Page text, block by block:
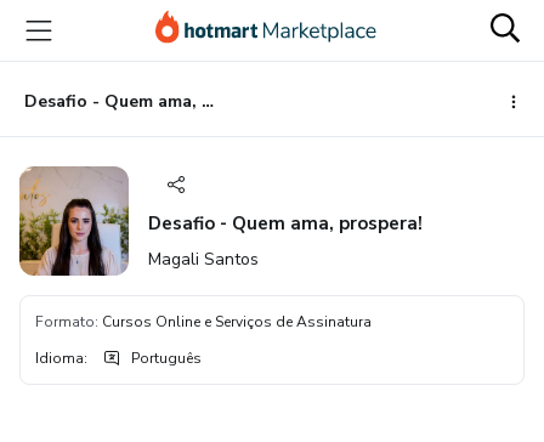
para
conteúdo
principal
para
pagamento
para
rodapé
Desafio - Quem ama, prospera!
Desafio - Quem ama, prospera!
Magali Santos
Formato: Cursos Online e Serviços de Assinatura
Idioma: Português